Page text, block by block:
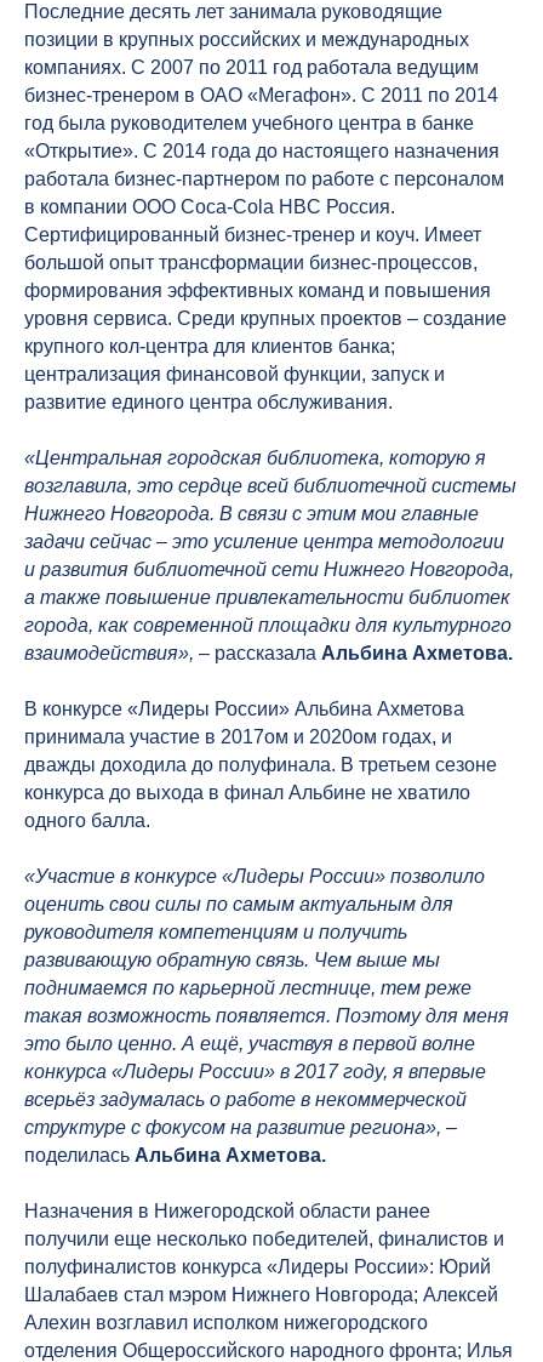
Последние десять лет занимала руководящие
позиции в крупных российских и международных
компаниях. C 2007 по 2011 год работала ведущим
бизнес-тренером в ОАО «Мегафон». С 2011 по 2014
год была руководителем учебного центра в банке
«Открытие». С 2014 года до настоящего назначения
работала бизнес-партнером по работе с персоналом
в компании ООО Coca-Cola HBC Россия.
Сертифицированный бизнес-тренер и коуч. Имеет
большой опыт трансформации бизнес-процессов,
формирования эффективных команд и повышения
уровня сервиса. Среди крупных проектов – создание
крупного кол-центра для клиентов банка;
централизация финансовой функции, запуск и
развитие единого центра обслуживания.
«Центральная городская библиотека, которую я
возглавила, это сердце всей библиотечной системы
Нижнего Новгорода. В связи с этим мои главные
задачи сейчас – это усиление центра методологии
и развития библиотечной сети Нижнего Новгорода,
а также повышение привлекательности библиотек
города, как современной площадки для культурного
взаимодействия», – рассказала Альбина Ахметова.
В конкурсе «Лидеры России» Альбина Ахметова
принимала участие в 2017ом и 2020ом годах, и
дважды доходила до полуфинала. В третьем сезоне
конкурса до выхода в финал Альбине не хватило
одного балла.
«Участие в конкурсе «Лидеры России» позволило
оценить свои силы по самым актуальным для
руководителя компетенциям и получить
развивающую обратную связь. Чем выше мы
поднимаемся по карьерной лестнице, тем реже
такая возможность появляется. Поэтому для меня
это было ценно. А ещё, участвуя в первой волне
конкурса «Лидеры России» в 2017 году, я впервые
всерьёз задумалась о работе в некоммерческой
структуре с фокусом на развитие региона», –
поделилась Альбина Ахметова.
Назначения в Нижегородской области ранее
получили еще несколько победителей, финалистов и
полуфиналистов конкурса «Лидеры России»: Юрий
Шалабаев стал мэром Нижнего Новгорода; Алексей
Алехин возглавил исполком нижегородского
отделения Общероссийского народного фронта; Илья